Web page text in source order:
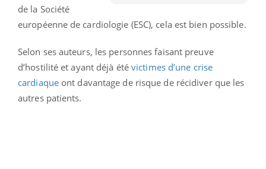
de la Société
européenne de cardiologie (ESC), cela est bien possible.
Selon ses auteurs, les personnes faisant preuve
d’hostilité et ayant déjà étévictimes d’une crise
cardiaqueont davantage de risque de récidiver que les
autres patients.